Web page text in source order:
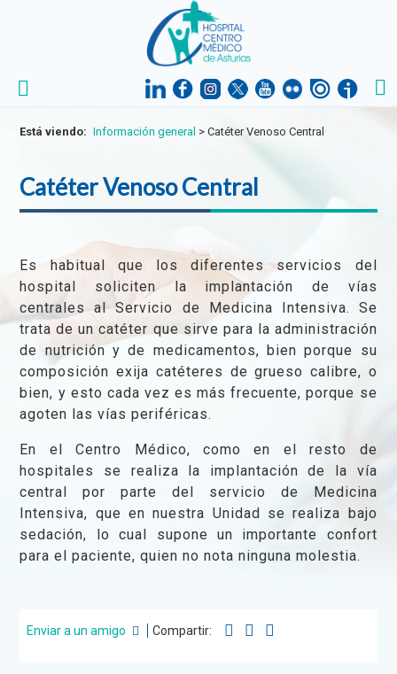
Está viendo: Información general > Catéter Venoso Central
Catéter Venoso Central
Es habitual que los diferentes servicios del
hospital soliciten la implantación de vías
centrales al Servicio de Medicina Intensiva. Se
trata de un catéter que sirve para la administración
de nutrición y de medicamentos, bien porque su
composición exija catéteres de grueso calibre, o
bien, y esto cada vez es más frecuente, porque se
agoten las vías periféricas.
En el Centro Médico, como en el resto de
hospitales se realiza la implantación de la vía
central por parte del servicio de Medicina
Intensiva, que en nuestra Unidad se realiza bajo
sedación, lo cual supone un importante confort
para el paciente, quien no nota ninguna molestia.
Enviar a un amigo Compartir: